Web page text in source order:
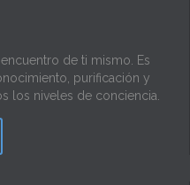
de ti mismo. Es
purificación y
los niveles de conciencia.